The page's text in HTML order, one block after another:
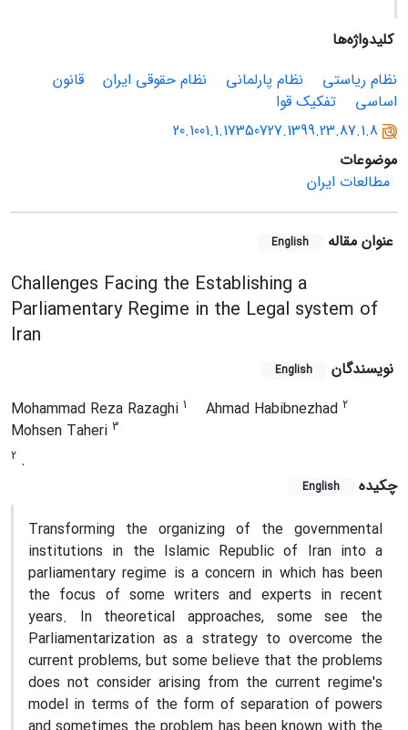
کلیدواژه‌ها
نظام ریاستی
نظام پارلمانی نظام حقوقی ایران
قانون
اساسی
تفکیک قوا
20.1001.1.17350727.1399.23.87.1.8
موضوعات
مطالعات ایران
عنوان مقاله English
Challenges Facing the Establishing a
Parliamentary Regime in the Legal system of
Iran
نویسندگان English
Mohammad Reza Razaghi 1 Ahmad Habibnezhad 2
Mohsen Taheri 3
2 .
چکیده
English
Transforming the organizing of the governmental
institutions in the Islamic Republic of Iran into a
parliamentary regime is a concern in which has been
the focus of some writers and experts in recent
years. In theoretical approaches, some see the
Parliamentarization as a strategy to overcome the
current problems, but some believe that the problems
does not consider arising from the current regime's
model in terms of the form of separation of powers